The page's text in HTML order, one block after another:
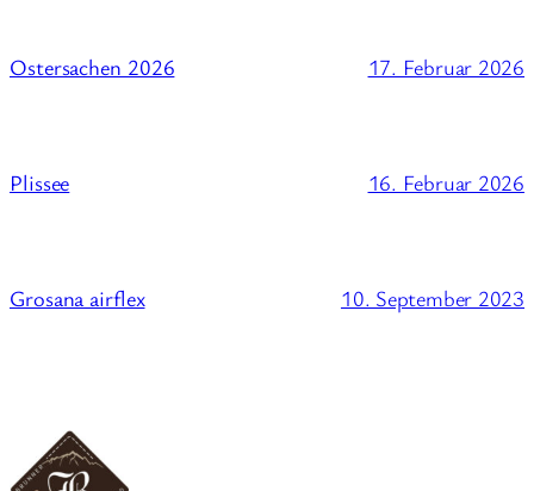
Ostersachen 2026 17. Februar 2026
Plissee 16. Februar 2026
Grosana airflex 10. September 2023